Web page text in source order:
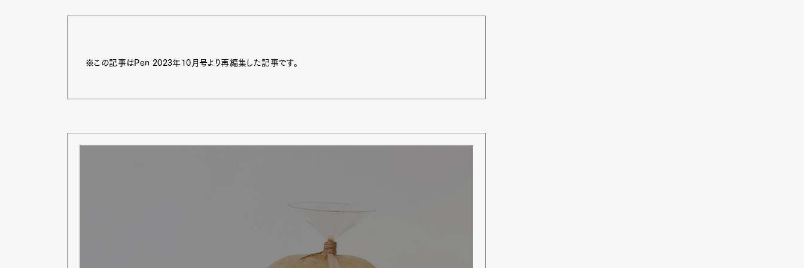
※この記事はPen 2023年10月号より再編集した記事です。